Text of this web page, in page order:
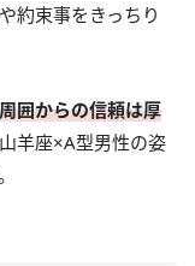
約束事をきっちり
周囲からの信頼は厚
羊座×A型男性の姿